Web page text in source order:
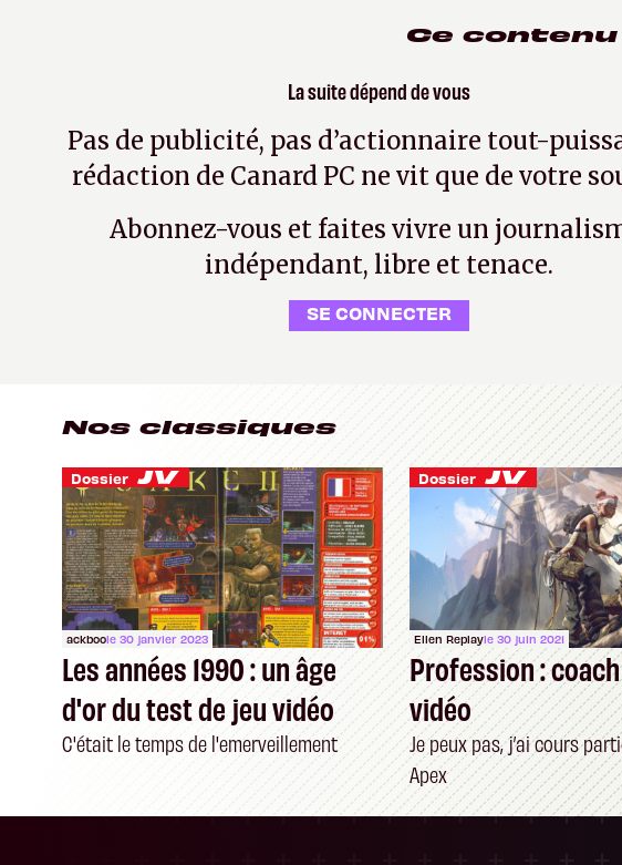
Ce
La suite dépend de vous
Pas de publicité, pas d’actionnaire tout-
rédaction de Canard PC ne vit que de votre
Abonnez-vous et faites vivre un
indépendant, libre et tenace.
SE CONNECTER
Nos classiques
Dossier
ackboole 30 janvier 2023
Les années 1990 : un âge
d'or du test de jeu vidéo
C'était le temps de l'emerveillement
Dossier
Ellen Replayle 30 juin 2021
Profession :
vidéo
Je peux pas, j’ai cours
Apex